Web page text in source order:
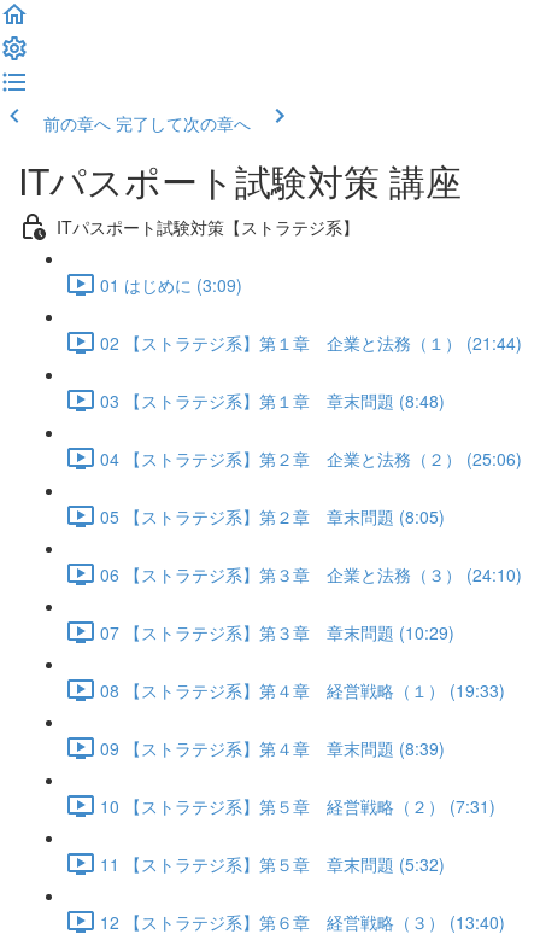
前の章へ 完了して次の章へ
ITパスポート試験対策 講座
ITパスポート試験対策【ストラテジ系】
01 はじめに (3:09)
02 【ストラテジ系】第１章 企業と法務（１） (21:44)
03 【ストラテジ系】第１章 章末問題 (8:48)
04 【ストラテジ系】第２章 企業と法務（２） (25:06)
05 【ストラテジ系】第２章 章末問題 (8:05)
06 【ストラテジ系】第３章 企業と法務（３） (24:10)
07 【ストラテジ系】第３章 章末問題 (10:29)
08 【ストラテジ系】第４章 経営戦略（１） (19:33)
09 【ストラテジ系】第４章 章末問題 (8:39)
10 【ストラテジ系】第５章 経営戦略（２） (7:31)
11 【ストラテジ系】第５章 章末問題 (5:32)
12 【ストラテジ系】第６章 経営戦略（３） (13:40)